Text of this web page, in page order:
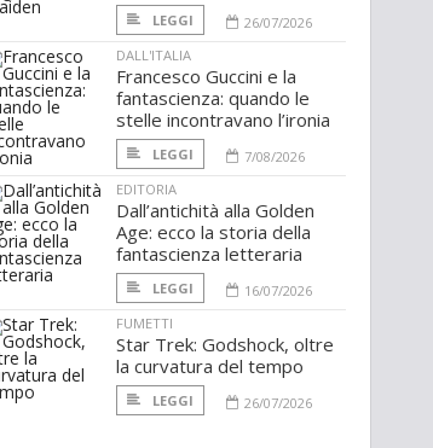
LEGGI
26/07/2026
DALL'ITALIA
Francesco Guccini e la
fantascienza: quando le
stelle incontravano l’ironia
LEGGI
7/08/2026
EDITORIA
Dall’antichità alla Golden
Age: ecco la storia della
fantascienza letteraria
LEGGI
16/07/2026
FUMETTI
Star Trek: Godshock, oltre
la curvatura del tempo
LEGGI 26/07/2026